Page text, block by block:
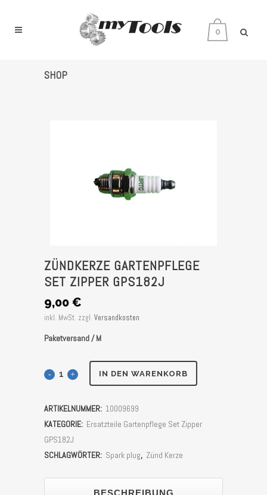
0
SHOP
ZÜNDKERZE GARTENPFLEGE
SET ZIPPER GPS182J
9,00 €
inkl. MwSt. zzgl. Versandkosten
Paketversand / M
Zündkerze
Zipper
GPS182J
IN DEN WARENKORB
ARTIKELNUMMER: 10009699
KATEGORIE: Ersatzteile Gartenpflege Set Zipper
GPS182J
SCHLAGWÖRTER: Spark plug, Zünd Kerze
BESCHREIBUNG